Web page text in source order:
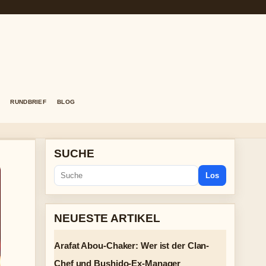
RUNDBRIEF BLOG
SUCHE
Los
NEUESTE ARTIKEL
Arafat Abou-Chaker: Wer ist der Clan-
Chef und Bushido-Ex-Manager